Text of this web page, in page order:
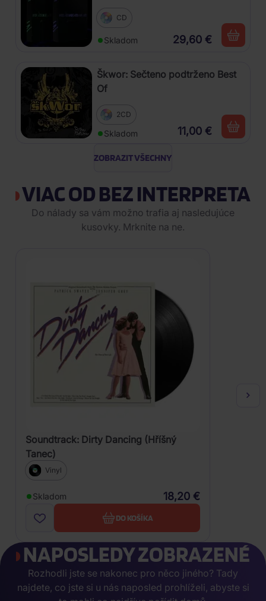
CD
Skladom 29,60 €
Škwor: Sečteno podtrženo Best
Of
2CD
Skladom 11,00 €
ZOBRAZIT VŠECHNY
VIAC OD BEZ INTERPRETA
Do nálady sa vám možno trafia aj nasledujúce
kusovky. Mrknite na ne.
Soundtrack: Dirty Dancing (Hříšný
Tanec)
Vinyl
Skladom 18,20 €
DO KOŠÍKA
NAPOSLEDY ZOBRAZENÉ
Rozhodli jste se nakonec pro něco jiného? Tady
najdete, co jste si u nás naposled prohlíželi, abyste si